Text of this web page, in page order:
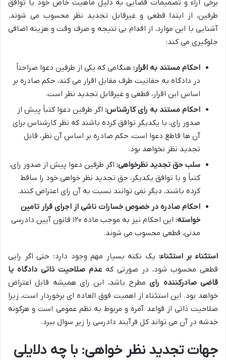
برخی آراء و تصمیمات قضایی به دلیل ماهیت خاص خود یا توافق
طرفین، از ابتدا قطعی و غیرقابل تجدید نظر محسوب می شوند.
آشنایی با این موارد، از اقدام بی نتیجه و صرف وقت و هزینه اضافی
جلوگیری می کند:
احکام مستند به اقرار: هنگامی که یکی از طرفین دعوا صراحتاً
در دادگاه به حقانیت طرف مقابل اقرار می کند، حکم صادره بر
اساس این اقرار، قطعی و غیرقابل تجدید نظر است.
احکام مستند به رای کارشناس: اگر طرفین دعوا کتباً پیش از
صدور رای، با یکدیگر توافق کرده باشند که نظر کارشناس برای
آن ها قاطع دعوا است، حکم صادره بر اساس آن نظر، قابل
تجدید نظر نخواهد بود.
سلب حق تجدید نظرخواهی: اگر طرفین دعوا پیش از صدور رای،
کتباً و با توافق یکدیگر، حق تجدید نظر خواهی خود را ساقط
کرده باشند، دیگر نمی توانند نسبت به آن رای اعتراض کنند.
احکام صادره در خصوص خسارات ناشی از اجرای قرار تامین
خواسته:
این احکام نیز به موجب ماده ۱۲۰ قانون آیین دادرسی
مدنی، قطعی محسوب می شوند.
استثناء بر استثناء: یک نکته بسیار مهم وجود دارد؛ حتی اگر رایی
قطعی محسوب شود، در صورتی که عدم صلاحیت ذاتی دادگاه یا
قاضی صادرکننده رایمطرح باشد، این رای همیشه قابل اعتراض
خواهد بود. این استثناء از اهمیت فوق العاده ای برخوردار است، زیرا
صلاحیت ذاتی از قواعد آمره و مربوط به نظم عمومی است و هرگونه
خدشه در آن می تواند کل فرآیند دادرسی را زیر سوال ببرد.
جهات تجدید نظر خواهی: با چه دلایلی